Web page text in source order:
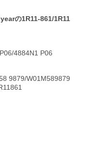
の1R11-861/1R11
4884N1 P06
9879/W01M589879